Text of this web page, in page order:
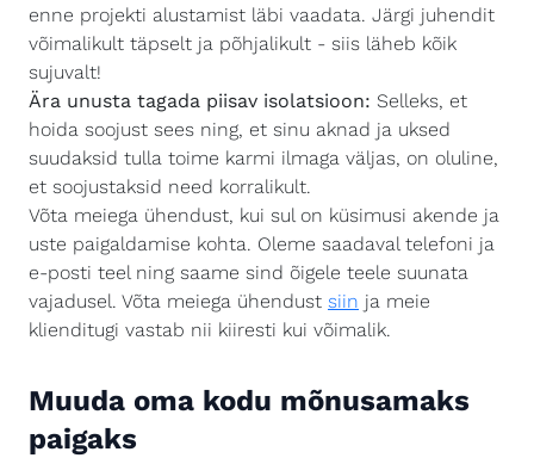
enne projekti alustamist läbi vaadata. Järgi juhendit
võimalikult täpselt ja põhjalikult - siis läheb kõik
sujuvalt!
Ära unusta tagada piisav isolatsioon: Selleks, et
hoida soojust sees ning, et sinu aknad ja uksed
suudaksid tulla toime karmi ilmaga väljas, on oluline,
et soojustaksid need korralikult.
Võta meiega ühendust, kui sul on küsimusi akende ja
uste paigaldamise kohta. Oleme saadaval telefoni ja
e-posti teel ning saame sind õigele teele suunata
vajadusel. Võta meiega ühendust siin ja meie
klienditugi vastab nii kiiresti kui võimalik.
Muuda oma kodu mõnusamaks
paigaks